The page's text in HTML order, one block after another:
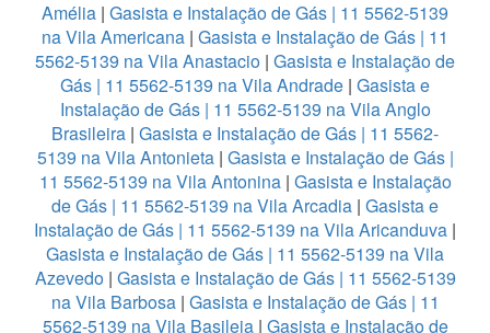
Amélia | Gasista e Instalação de Gás | 11 5562-5139
na Vila Americana | Gasista e Instalação de Gás | 11
5562-5139 na Vila Anastacio | Gasista e Instalação de
Gás | 11 5562-5139 na Vila Andrade | Gasista e
Instalação de Gás | 11 5562-5139 na Vila Anglo
Brasileira | Gasista e Instalação de Gás | 11 5562-
5139 na Vila Antonieta| Gasista e Instalação de Gás |
11 5562-5139 na Vila Antonina| Gasista e Instalação
de Gás | 11 5562-5139 na Vila Arcadia | Gasista e
Instalação de Gás | 11 5562-5139 na Vila Aricanduva |
Gasista e Instalação de Gás | 11 5562-5139 na Vila
Azevedo| Gasista e Instalação de Gás | 11 5562-5139
na Vila Barbosa| Gasista e Instalação de Gás | 11
5562-5139 na Vila Basileia| Gasista e Instalação de